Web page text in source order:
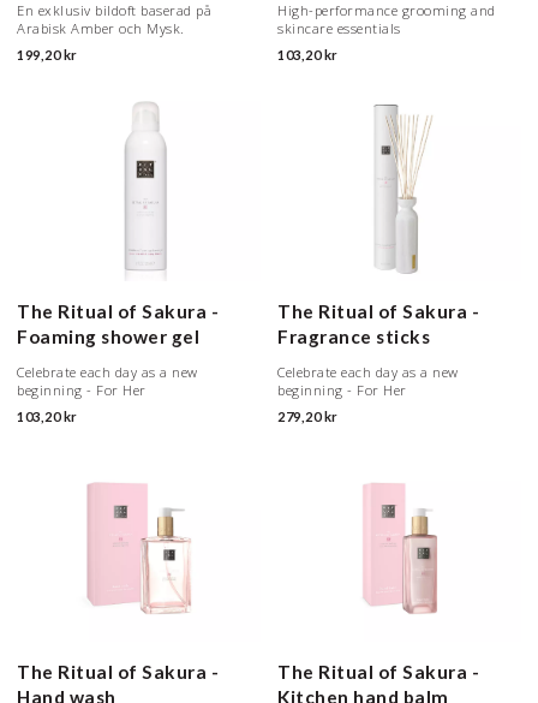
En exklusiv bildoft baserad på
Arabisk Amber och Mysk.
199,20 kr
High-performance grooming and
skincare essentials
103,20 kr
The Ritual of Sakura -
Foaming shower gel
Celebrate each day as a new
beginning - For Her
103,20 kr
The Ritual of Sakura -
Fragrance sticks
Celebrate each day as a new
beginning - For Her
279,20 kr
The Ritual of Sakura -
Hand wash
The Ritual of Sakura -
Kitchen hand balm